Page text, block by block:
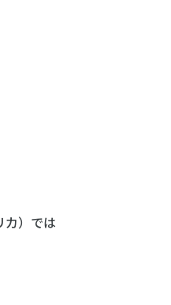
カ）では